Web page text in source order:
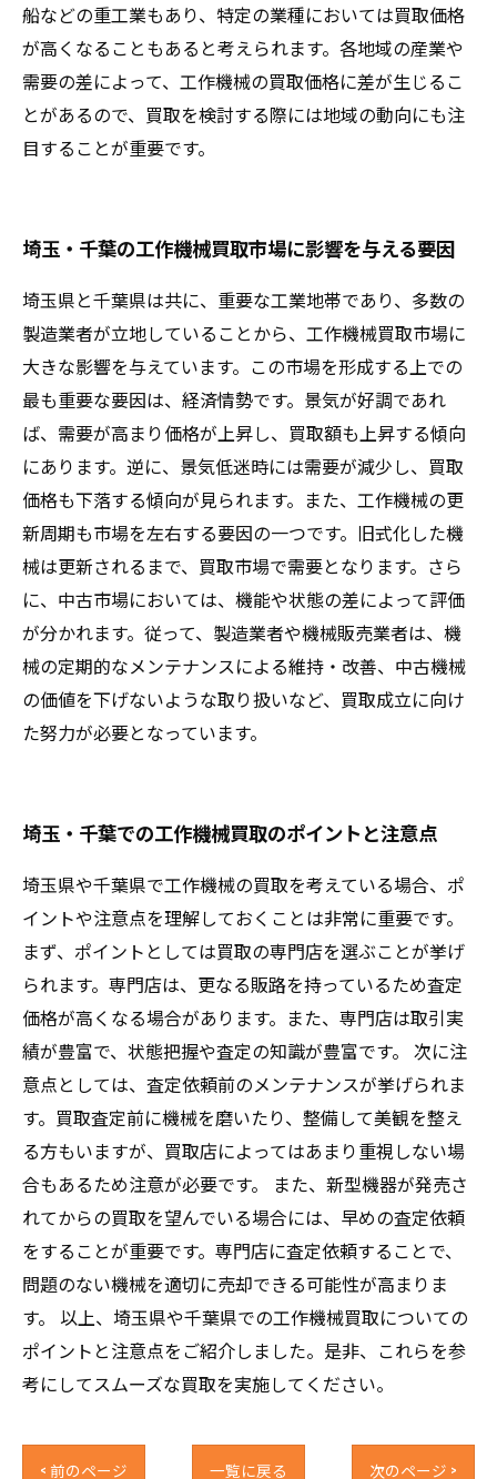
船などの重工業もあり、特定の業種においては買取価格
が高くなることもあると考えられます。各地域の産業や
需要の差によって、工作機械の買取価格に差が生じるこ
とがあるので、買取を検討する際には地域の動向にも注
目することが重要です。
埼玉・千葉の工作機械買取市場に影響を与える要因
埼玉県と千葉県は共に、重要な工業地帯であり、多数の
製造業者が立地していることから、工作機械買取市場に
大きな影響を与えています。この市場を形成する上での
最も重要な要因は、経済情勢です。景気が好調であれ
ば、需要が高まり価格が上昇し、買取額も上昇する傾向
にあります。逆に、景気低迷時には需要が減少し、買取
価格も下落する傾向が見られます。また、工作機械の更
新周期も市場を左右する要因の一つです。旧式化した機
械は更新されるまで、買取市場で需要となります。さら
に、中古市場においては、機能や状態の差によって評価
が分かれます。従って、製造業者や機械販売業者は、機
械の定期的なメンテナンスによる維持・改善、中古機械
の価値を下げないような取り扱いなど、買取成立に向け
た努力が必要となっています。
埼玉・千葉での工作機械買取のポイントと注意点
埼玉県や千葉県で工作機械の買取を考えている場合、ポ
イントや注意点を理解しておくことは非常に重要です。
まず、ポイントとしては買取の専門店を選ぶことが挙げ
られます。専門店は、更なる販路を持っているため査定
価格が高くなる場合があります。また、専門店は取引実
績が豊富で、状態把握や査定の知識が豊富です。 次に注
意点としては、査定依頼前のメンテナンスが挙げられま
す。買取査定前に機械を磨いたり、整備して美観を整え
る方もいますが、買取店によってはあまり重視しない場
合もあるため注意が必要です。 また、新型機器が発売さ
れてからの買取を望んでいる場合には、早めの査定依頼
をすることが重要です。専門店に査定依頼することで、
問題のない機械を適切に売却できる可能性が高まりま
す。 以上、埼玉県や千葉県での工作機械買取についての
ポイントと注意点をご紹介しました。是非、これらを参
考にしてスムーズな買取を実施してください。
< 前のページ 一覧に戻る 次のページ >